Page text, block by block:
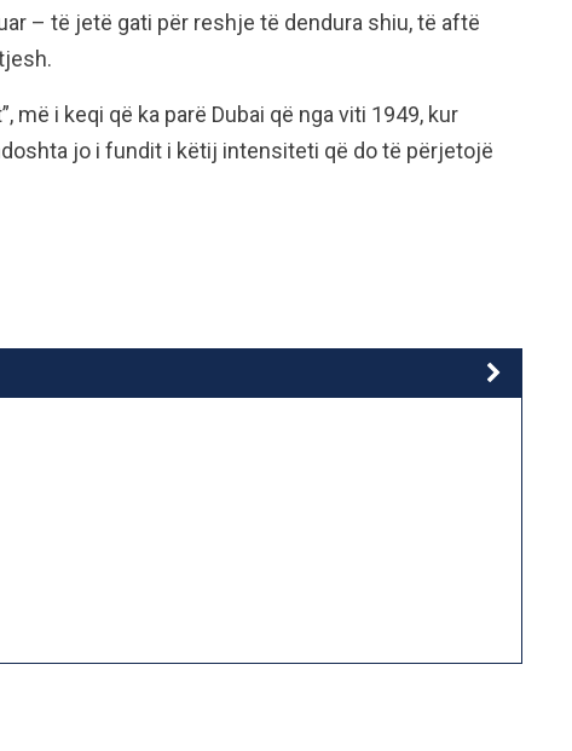
– të jetë gati për reshje të dendura shiu, të aftë
më i keqi që ka parë Dubai që nga viti 1949, kur
jo i fundit i këtij intensiteti që do të përjetojë